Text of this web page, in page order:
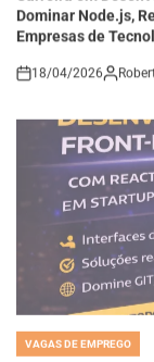
Empresas de
18/04/2026
POSTED
VAGAS DE EMPREGO
Como se Tornar
TypeScript e